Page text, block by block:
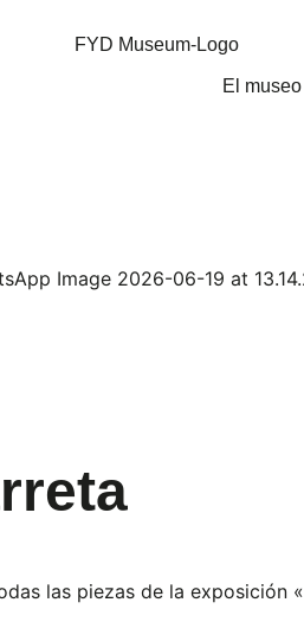
El museo
las piezas de la exposición «